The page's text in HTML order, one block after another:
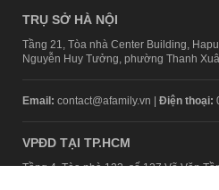
TRỤ SỞ HÀ NỘI
Tầng 21, Tòa nhà Center Building,
Nguyễn Huy Tưởng, phường Thanh
Email: contact@afamily.vn | Điện thoại:
VPĐD TẠI TP.HCM